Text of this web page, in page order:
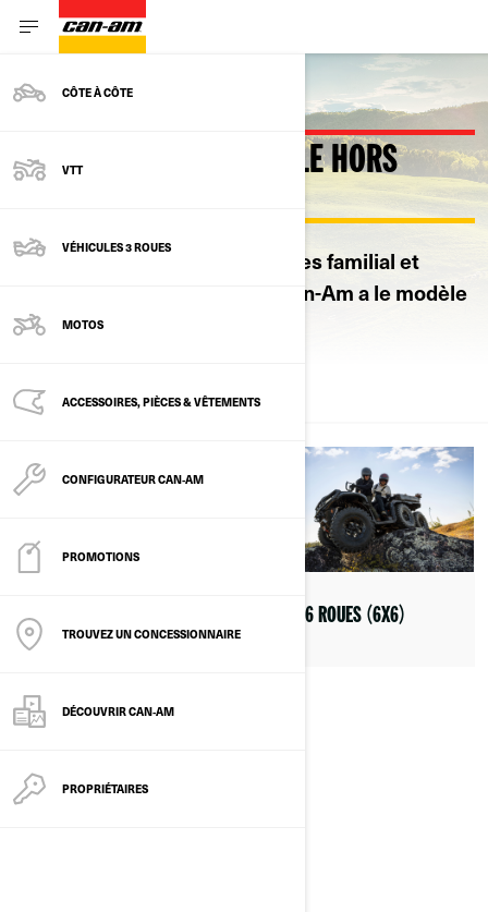
CÔTE À CÔTE
VTT
VÉHICULES 3 ROUES
MOTOS
ACCESSOIRES, PIÈCES & VÊTEMENTS
CONFIGURATEUR CAN‑AM
PROMOTIONS
TROUVEZ UN CONCESSIONNAIRE
DÉCOUVRIR CAN‑AM
PROPRIÉTAIRES
TROUVEZ VOTRE VÉHICULE HORS
Du 2-3 places agile au 4-6 places familial et
jusqu’aux robustes 6 roues, Can-Am a le modèle
qu’il vous faut.
TOUS LES BESOINS
VTT & VCC À 2-3 PLACES VTT À 6 ROUES (6X6)